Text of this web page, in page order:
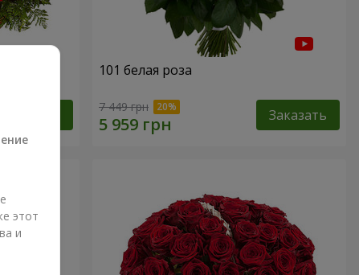
101 белая роза
7 449 грн Заказать
этот
и